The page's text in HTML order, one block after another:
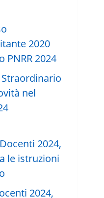
nel
2024,